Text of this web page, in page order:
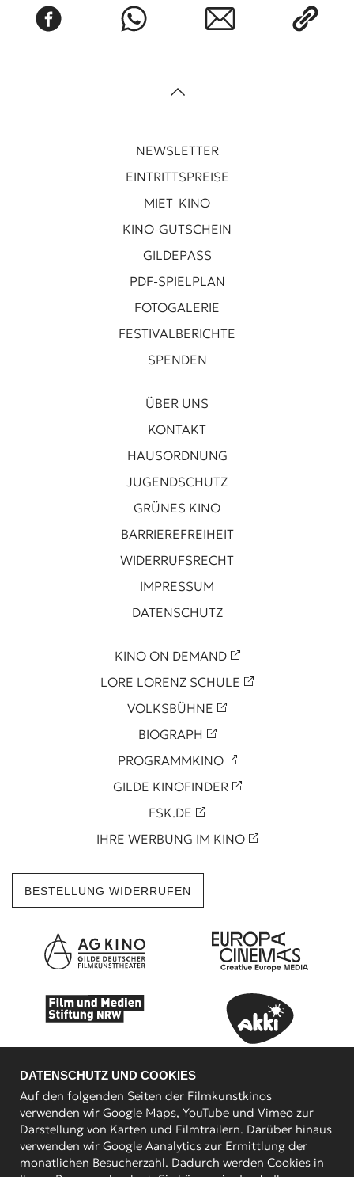
NEWSLETTER
EINTRITTSPREISE
MIET–KINO
KINO-GUTSCHEIN
GILDEPASS
PDF-SPIELPLAN
FOTOGALERIE
FESTIVALBERICHTE
SPENDEN
ÜBER UNS
KONTAKT
HAUSORDNUNG
JUGENDSCHUTZ
GRÜNES KINO
BARRIEREFREIHEIT
WIDERRUFSRECHT
IMPRESSUM
DATENSCHUTZ
KINO ON DEMAND
LORE LORENZ SCHULE
VOLKSBÜHNE
BIOGRAPH
PROGRAMMKINO
GILDE KINOFINDER
FSK.DE
IHRE WERBUNG IM KINO
BESTELLUNG WIDERRUFEN
KOOPERATIONSPARTNER
DATENSCHUTZ UND COOKIES
Auf den folgenden Seiten der Filmkunstkinos
verwenden wir Google Maps, YouTube und Vimeo zur
Darstellung von Karten und Filmtrailern. Darüber hinaus
verwenden wir Google Aanalytics zur Ermittlung der
monatlichen Besucherzahl. Dadurch werden Cookies in